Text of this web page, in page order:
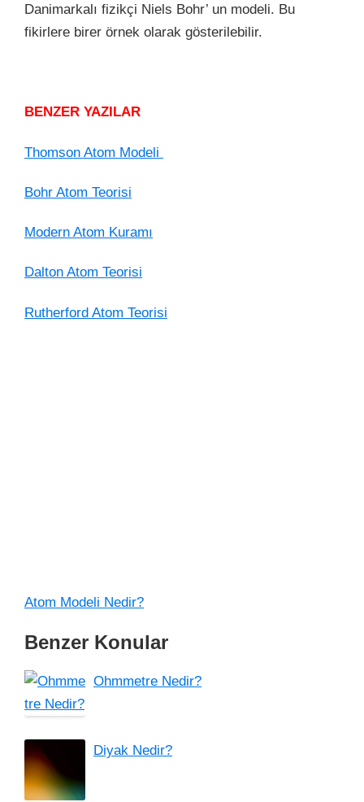
Danimarkalı fizikçi Niels Bohr’ un modeli. Bu
fikirlere birer örnek olarak gösterilebilir.
BENZER YAZILAR
Thomson Atom Modeli
Bohr Atom Teorisi
Modern Atom Kuramı
Dalton Atom Teorisi
Rutherford Atom Teorisi
Atom Modeli Nedir?
Benzer Konular
Ohmmetre Nedir?
Diyak Nedir?